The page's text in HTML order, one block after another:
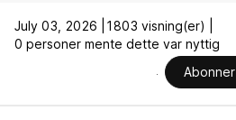
July 03, 2026 |
1803 visning(er) |
0 personer mente dette var nyttig
Abonner